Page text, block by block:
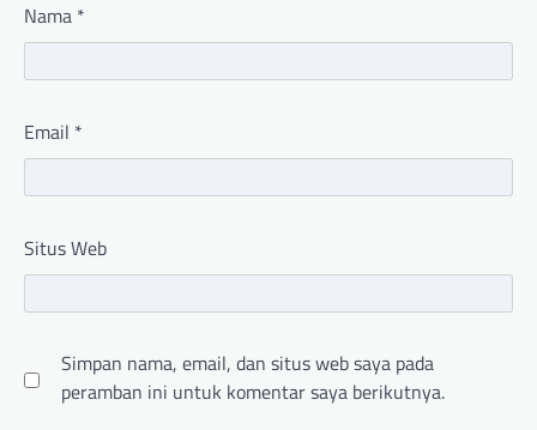
Nama *
Email *
Situs Web
Simpan nama, email, dan situs web saya pada
peramban ini untuk komentar saya berikutnya.